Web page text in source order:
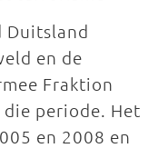
Duitsland
en de
Fraktion
periode. Het
en 2008 en